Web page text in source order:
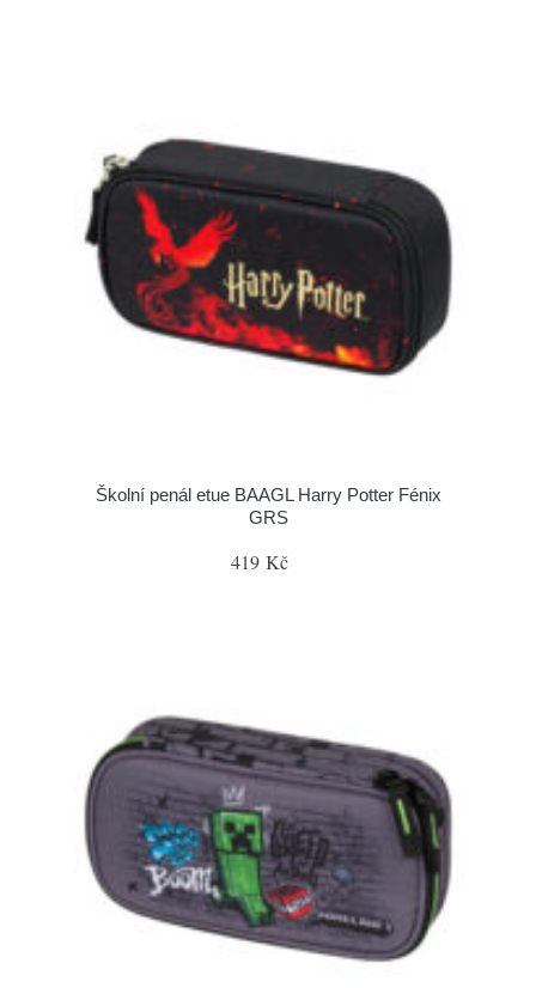
Školní penál etue BAAGL Harry Potter Fénix
GRS
419 Kč